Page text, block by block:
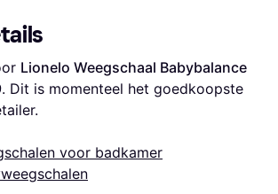
Lionelo Weegschaal Babybalance
. Dit is momenteel het goedkoopste
voor badkamer